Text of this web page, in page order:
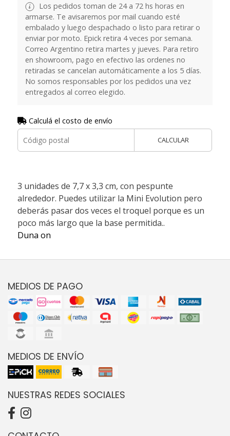
Los pedidos toman de 24 a 72 hs horas en
armarse. Te avisaremos por mail cuando esté
embalado y luego despachado o listo para retirar o
enviar por moto. Epick retira 4 veces por semana.
Correo Argentino retira martes y jueves. Para retiro
en showroom, pago en efectivo las ordenes no
retiradas se cancelan automáticamente a los 5 días.
No somos responsables por los pedidos una vez
entregados al correo elegido.
Calculá el costo de envío
CALCULAR
3 unidades de 7,7 x 3,3 cm, con pespunte
alrededor. Puedes utilizar la Mini Evolution pero
deberás pasar dos veces el troquel porque es un
poco más largo que la base permitida..
Duna on
MEDIOS DE PAGO
MEDIOS DE ENVÍO
NUESTRAS REDES SOCIALES